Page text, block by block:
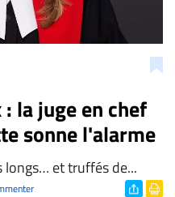
la juge en chef
sonne l'alarme
longs… et truffés de...